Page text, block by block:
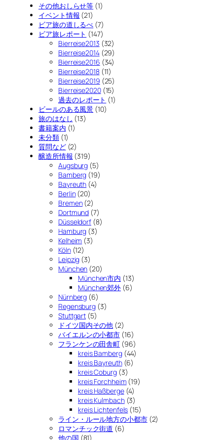
その他おしらせ等 (1)
イベント情報 (21)
ビア旅の道しるべ (7)
ビア旅レポート (147)
Bierreise2013 (32)
Bierreise2014(29)
Bierreise2016 (34)
Bierreise2018(11)
Bierreise2019 (25)
Bierreise2020(15)
過去のレポート (1)
ビールのある風景 (10)
旅のはなし (13)
書籍案内 (1)
未分類(1)
質問など(2)
醸造所情報 (319)
Augsburg (5)
Bamberg (19)
Bayreuth (4)
Berlin(20)
Bremen(2)
Dortmund (7)
Düsseldorf (8)
Hamburg (3)
Kelheim (3)
Köln(12)
Leipzig (3)
München (20)
München市内 (13)
München郊外 (6)
Nürnberg (6)
Regensburg (3)
Stuttgart (5)
ドイツ国内その他 (2)
バイエルンの小都市 (16)
フランケンの田舎町 (96)
kreis Bamberg(44)
kreis Bayreuth(6)
kreis Coburg(3)
kreis Forchheim (19)
kreis Haßberge(4)
kreis Kulmbach(3)
kreis Lichtenfels (15)
ライン・ルール地方の小都市(2)
ロマンチック街道 (6)
他の国 (81)